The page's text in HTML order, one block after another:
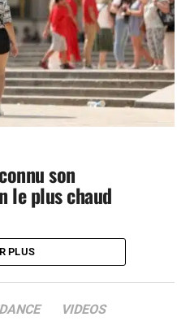
son
le plus chaud
PLUS
VIDEOS